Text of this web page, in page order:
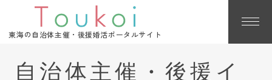
東海の自治体主催・後援婚活ポータルサイト